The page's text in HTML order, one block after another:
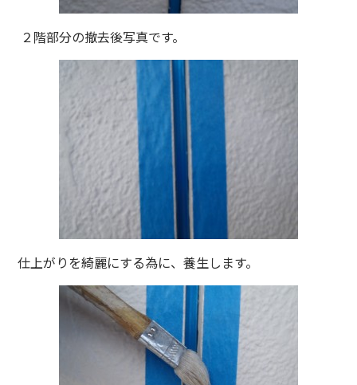
２階部分の撤去後写真です。
仕上がりを綺麗にする為に、養生します。